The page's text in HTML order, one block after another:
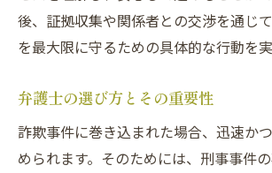
後、証拠収集や関係者との交渉を通じ
を最大限に守るための具体的な行動を実
弁護士の選び方とその重要性
詐欺事件に巻き込まれた場合、迅速か
められます。そのためには、刑事事件